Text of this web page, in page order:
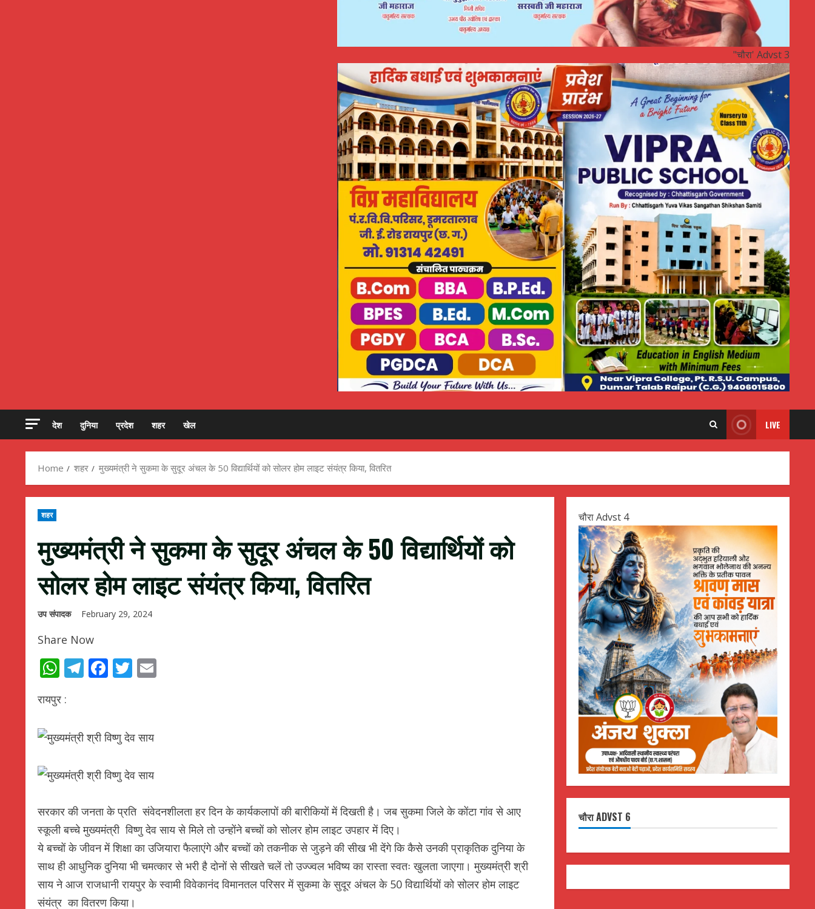
"चौरा' Advst 3
देश दुनिया प्रदेश शहर खेल LIVE
Home शहर मुख्यमंत्री ने सुकमा के सुदूर अंचल के 50 विद्यार्थियों को सोलर होम लाइट संयंत्र किया, वितरित
शहर
मुख्यमंत्री ने सुकमा के सुदूर अंचल के 50 विद्यार्थियों को
सोलर होम लाइट संयंत्र किया, वितरित
उप संपादक February 29, 2024
Share Now
WhatsApp
Telegram
Facebook
Twitter
रायपुर :
सरकार की जनता के प्रति संवेदनशीलता हर दिन के कार्यकलापों की बारीकियों में दिखती है। जब सुकमा जिले के कोंटा गांव से आए
स्कूली बच्चे मुख्यमंत्री विष्णु देव साय से मिले तो उन्होंने बच्चों को सोलर होम लाइट उपहार में दिए।
ये बच्चों के जीवन में शिक्षा का उजियारा फैलाएंगे और बच्चों को तकनीक से जुड़ने की सीख भी देंगे कि कैसे उनकी प्राकृतिक दुनिया के
साथ ही आधुनिक दुनिया भी चमत्कार से भरी है दोनों से सीखते चलें तो उज्ज्वल भविष्य का रास्ता स्वतः खुलता जाएगा। मुख्यमंत्री श्री
साय ने आज राजधानी रायपुर के स्वामी विवेकानंद विमानतल परिसर में सुकमा के सुदूर अंचल के 50 विद्यार्थियों को सोलर होम लाइट
संयंत्र का वितरण किया।
चौरा Advst 4
चौरा ADVST 6